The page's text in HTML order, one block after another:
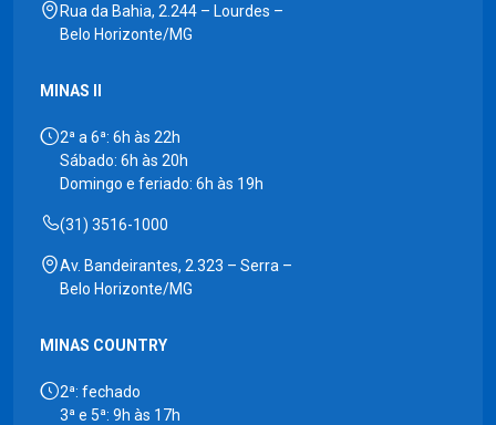
Rua da Bahia, 2.244 – Lourdes –
Belo Horizonte/MG
MINAS II
2ª a 6ª: 6h às 22h
Sábado: 6h às 20h
Domingo e feriado: 6h às 19h
(31) 3516-1000
Av. Bandeirantes, 2.323 – Serra –
Belo Horizonte/MG
MINAS COUNTRY
2ª: fechado
3ª e 5ª: 9h às 17h